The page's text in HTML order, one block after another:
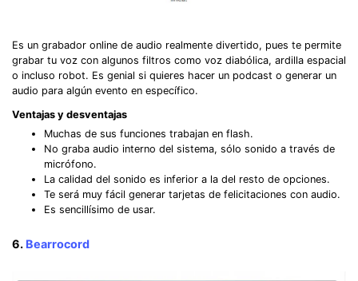
Es un grabador online de audio realmente divertido, pues te permite
grabar tu voz con algunos filtros como voz diabólica, ardilla espacial
o incluso robot. Es genial si quieres hacer un podcast o generar un
audio para algún evento en específico.
Ventajas y desventajas
Muchas de sus funciones trabajan en flash.
No graba audio interno del sistema, sólo sonido a través de
micrófono.
La calidad del sonido es inferior a la del resto de opciones.
Te será muy fácil generar tarjetas de felicitaciones con audio.
Es sencillísimo de usar.
6. Bearrocord